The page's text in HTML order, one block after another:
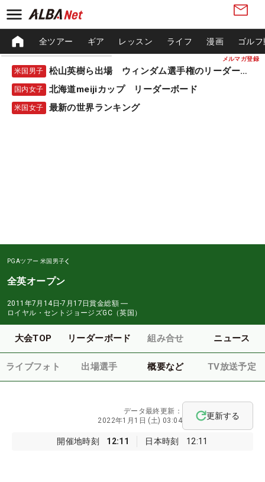
メルマガ登録
全ツアー ギア レッスン ライフ 漫画 ゴル
米国男子 松山英樹ら出場 ウィンダム選手権のリーダーボード
国内女子 北海道meijiカップ リーダーボード
米国女子 最新の世界ランキング
PGAツアー 米国男子
全英オープン
2011年7月14日-7月17日賞金総額 ―
ロイヤル・セントジョージズGC（英国）
大会TOP リーダーボード 組み合せ ニュース
ライブフォト 出場選手 概要など TV放送予定
開催地時刻 12:11 日本時刻 12:11
データ最終更新：
2022年1月1日 (土) 03:04
更新する